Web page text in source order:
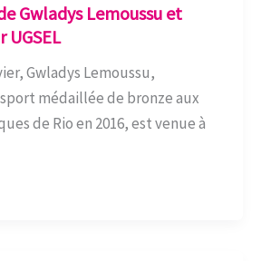
Gwladys Lemoussu et
UGSEL
Gwladys Lemoussu,
médaillée de bronze aux
de Rio en 2016, est venue à